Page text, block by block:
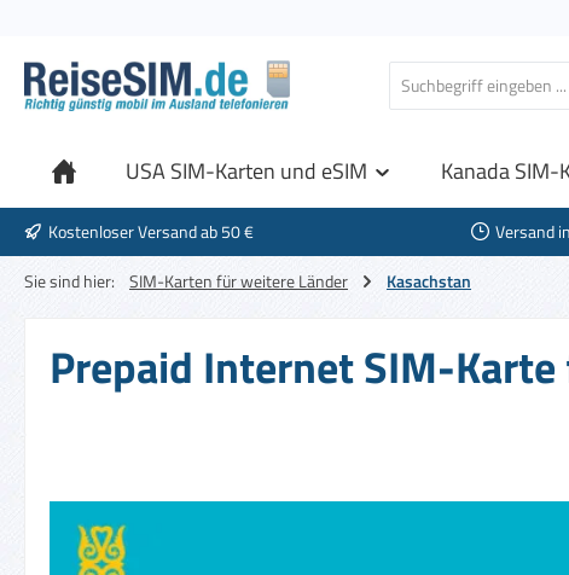
USA SIM-Karten und eSIM Kanada SIM-
Kostenloser Versand ab 50 € Versand
Sie sind hier:
SIM-Karten für weitere Länder Kasachstan
Prepaid Internet SIM-